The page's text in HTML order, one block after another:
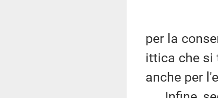
per la
ittica che si
anche per